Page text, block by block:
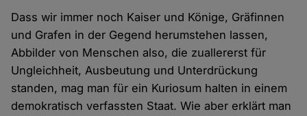
Dass wir immer noch Kaiser und Könige, Gräfinnen
und Grafen in der Gegend herumstehen lassen,
Abbilder von Menschen also, die zuallererst für
Ungleichheit, Ausbeutung und Unterdrückung
standen, mag man für ein Kuriosum halten in einem
demokratisch verfassten Staat. Wie aber erklärt man